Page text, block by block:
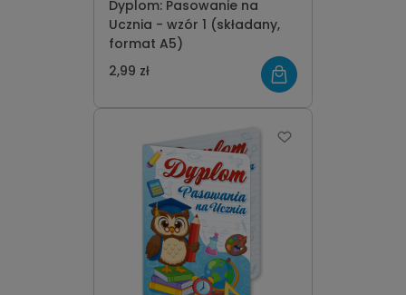
Dyplom: Pasowanie na
Ucznia - wzór 1 (składany,
format A5)
2,99 zł